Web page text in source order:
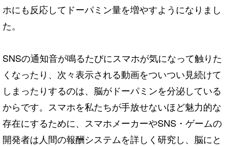
ホにも反応してドーパミン量を増やすようになりまし
た。
SNSの通知音が鳴るたびにスマホが気になって触りた
くなったり、次々表示される動画をついつい見続けて
しまったりするのは、脳がドーパミンを分泌している
からです。スマホを私たちが手放せないほど魅力的な
存在にするために、スマホメーカーやSNS・ゲームの
開発者は人間の報酬システムを詳しく研究し、脳にと